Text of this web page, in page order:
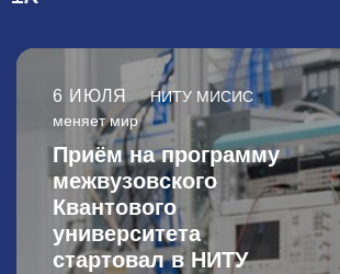
6 ИЮЛЯ
НИТУ МИСИС
меняет мир
Приём на программу
межвузовского
Квантового
университета
стартовал в НИТУ